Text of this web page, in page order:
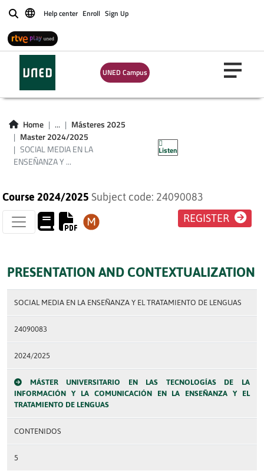
BuscarHelp center Enroll Sign Up
UNED Campus
Home ...
Másteres 2025
Master 2024/2025
SOCIAL MEDIA EN LA
ENSEÑANZA Y ...
Listen
SOCIAL MEDIA EN
LA ENSEÑANZA Y EL
TRATAMIENTO DE
LENGUAS
Course 2024/2025 Subject code: 24090083
REGISTER
PRESENTATION AND CONTEXTUALIZATION
SOCIAL MEDIA EN LA ENSEÑANZA Y EL TRATAMIENTO DE LENGUAS
24090083
2024/2025
MÁSTER UNIVERSITARIO EN LAS TECNOLOGÍAS DE LA
INFORMACIÓN Y LA COMUNICACIÓN EN LA ENSEÑANZA Y EL
TRATAMIENTO DE LENGUAS
CONTENIDOS
5